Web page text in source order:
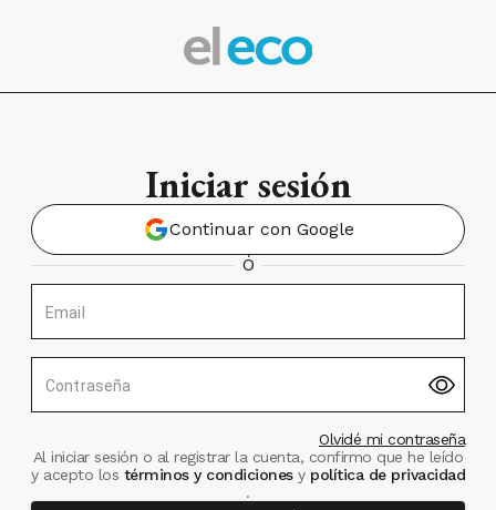
Iniciar sesión
Continuar con Google
Ó
Email
Contraseña
Olvidé mi contraseña
Al iniciar sesión o al registrar la cuenta, confirmo que he leído
y acepto los términos y condiciones ypolítica de privacidad
.